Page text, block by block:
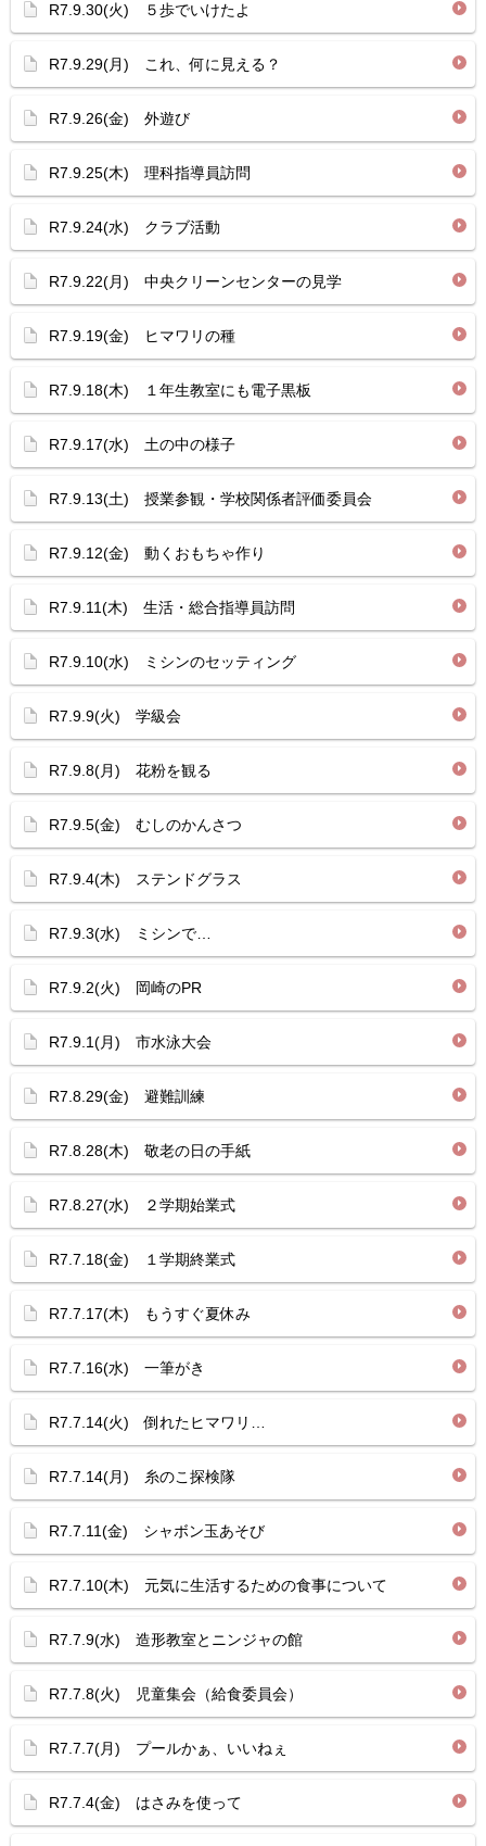
R7.9.30(火) ５歩でいけたよ
R7.9.29(月) これ、何に見える？
R7.9.26(金) 外遊び
R7.9.25(木) 理科指導員訪問
R7.9.24(水) クラブ活動
R7.9.22(月) 中央クリーンセンターの見学
R7.9.19(金) ヒマワリの種
R7.9.18(木) １年生教室にも電子黒板
R7.9.17(水) 土の中の様子
R7.9.13(土) 授業参観・学校関係者評価委員会
R7.9.12(金) 動くおもちゃ作り
R7.9.11(木) 生活・総合指導員訪問
R7.9.10(水) ミシンのセッティング
R7.9.9(火) 学級会
R7.9.8(月) 花粉を観る
R7.9.5(金) むしのかんさつ
R7.9.4(木) ステンドグラス
R7.9.3(水) ミシンで…
R7.9.2(火) 岡崎のPR
R7.9.1(月) 市水泳大会
R7.8.29(金) 避難訓練
R7.8.28(木) 敬老の日の手紙
R7.8.27(水) ２学期始業式
R7.7.18(金) １学期終業式
R7.7.17(木) もうすぐ夏休み
R7.7.16(水) 一筆がき
R7.7.14(火) 倒れたヒマワリ…
R7.7.14(月) 糸のこ探検隊
R7.7.11(金) シャボン玉あそび
R7.7.10(木) 元気に生活するための食事について
R7.7.9(水) 造形教室とニンジャの館
R7.7.8(火) 児童集会（給食委員会）
R7.7.7(月) プールかぁ、いいねぇ
R7.7.4(金) はさみを使って